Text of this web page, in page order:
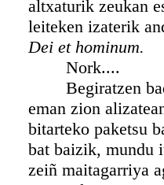
altxaturik zeukan
leiteken izaterik
Dei et hominum.
Nork....
Begiratzen
eman zion
bitarteko paketsu
bat baizik, mundu
zeiñ maitagarriya